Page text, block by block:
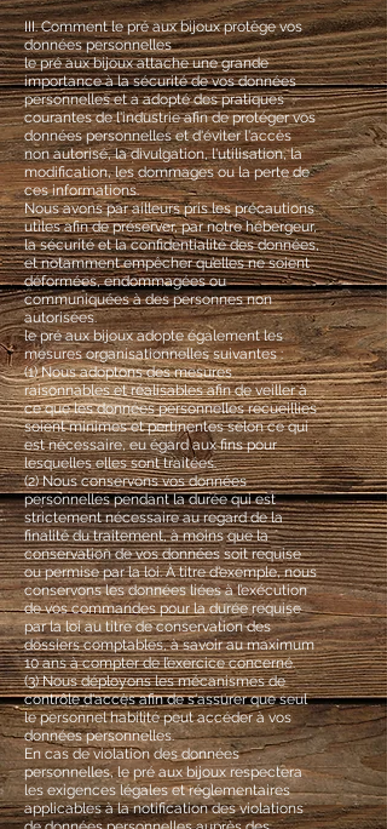
III. Comment le pré aux bijoux protège vos
données personnelles
le pré aux bijoux attache une grande
importance à la sécurité de vos données
personnelles et a adopté des pratiques
courantes de l'industrie afin de protéger vos
données personnelles et d'éviter l'accès
non autorisé, la divulgation, l'utilisation, la
modification, les dommages ou la perte de
ces informations.
Nous avons par ailleurs pris les précautions
utiles afin de préserver, par notre hébergeur,
la sécurité et la confidentialité des données,
et notamment empêcher qu’elles ne soient
déformées, endommagées ou
communiquées à des personnes non
autorisées.
le pré aux bijoux adopte également les
mesures organisationnelles suivantes :
(1) Nous adoptons des mesures
raisonnables et réalisables afin de veiller à
ce que les données personnelles recueillies
soient minimes et pertinentes selon ce qui
est nécessaire, eu égard aux fins pour
lesquelles elles sont traitées.
(2) Nous conservons vos données
personnelles pendant la durée qui est
strictement nécessaire au regard de la
finalité du traitement, à moins que la
conservation de vos données soit requise
ou permise par la loi. À titre d’exemple, nous
conservons les données liées à l’exécution
de vos commandes pour la durée requise
par la loi au titre de conservation des
dossiers comptables, à savoir au maximum
10 ans à compter de l’exercice concerné.
(3) Nous déployons les mécanismes de
contrôle d'accès afin de s'assurer que seul
le personnel habilité peut accéder à vos
données personnelles.
En cas de violation des données
personnelles, le pré aux bijoux respectera
les exigences légales et réglementaires
applicables à la notification des violations